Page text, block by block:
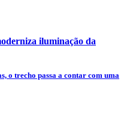
iluminação da
o trecho passa a contar com uma